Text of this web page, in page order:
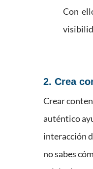
Con
2. Crea
Crear
auténtico
interacción
no sabes